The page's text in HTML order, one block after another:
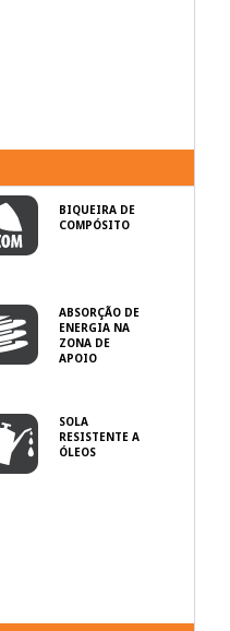
BIQUEIRA DE
COMPÓSITO
ABSORÇÃO DE
ENERGIA NA
ZONA DE
APOIO
SOLA
RESISTENTE A
ÓLEOS